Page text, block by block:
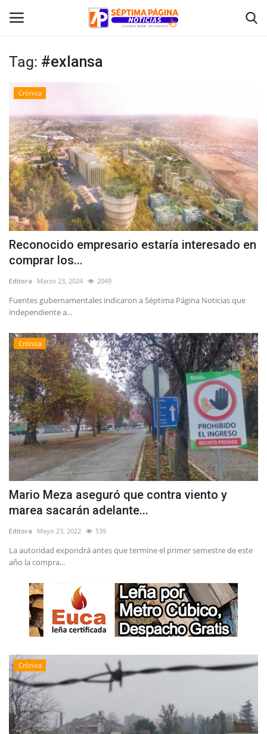
Crónica
Policial
Tribunales
Deporte
Política
Espectáculos
Tag: #exIansa
Crónica
Reconocido empresario estaría interesado en
comprar los...
Editora Marzo 23, 2024 2049
Fuentes gubernamentales indicaron a Séptima Página Noticias que
independiente a...
Crónica
Mario Meza aseguró que contra viento y
marea sacarán adelante...
Editora Mayo 23, 2022 539
La autoridad expondrá antes que termine el primer semestre de este
año la compra...
Crónica